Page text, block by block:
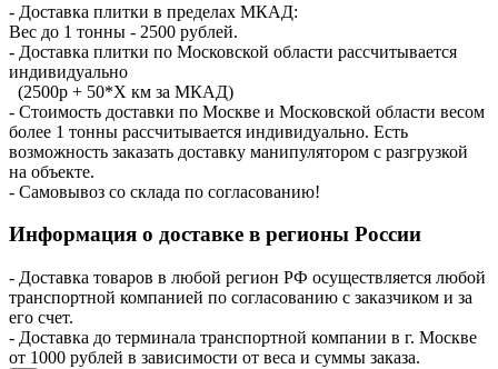
- Доставка плитки в пределах МКАД:
Вес до 1 тонны - 2500 рублей.
- Доставка плитки по Московской области рассчитывается
индивидуально
(2500р + 50*X км за МКАД)
- Стоимость доставки по Москве и Московской области весом
более 1 тонны рассчитывается индивидуально. Есть
возможность заказать доставку манипулятором с разгрузкой
на объекте.
- Самовывоз со склада по согласованию!
Информация о доставке в регионы России
- Доставка товаров в любой регион РФ осуществляется любой
транспортной компанией по согласованию с заказчиком и за
его счет.
- Доставка до терминала транспортной компании в г. Москве
от 1000 рублей в зависимости от веса и суммы заказа.